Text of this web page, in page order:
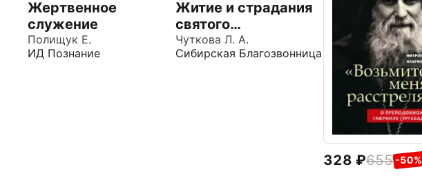
Жертвенное
служение
Полищук Е.
ИД Познание
Житие и страдания
святого
великомученика
Евстафия Плакиды
Чуткова Л. А.
Сибирская Благозвонница
328 655 -50%